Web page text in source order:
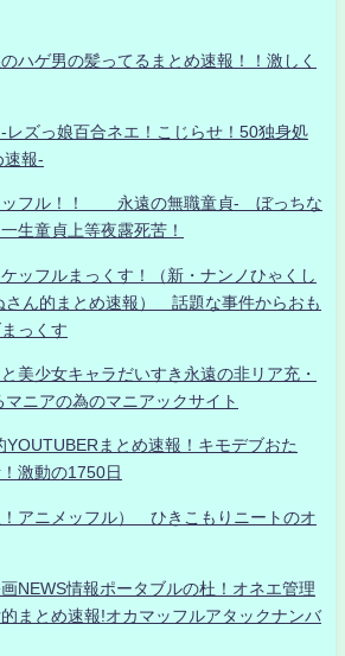
ハゲ男の髪ってるまとめ速報！！激しく
レズっ娘百合ネエ！こじらせ！50独身処
速報-
ッフル！！ 永遠の無職童貞- ぼっちな
生童貞上等夜露死苦！
ッフルまっくす！（新・ナンノひゃくし
さん的まとめ速報） 話題な事件からおも
っくす
美少女キャラだいすき永遠の非リア充・
ニアの為のマニアックサイト
まとめ速報！キモデブおた
激動の1750日
アニメッフル） ひきこもりニートのオ
NEWS情報ポータブルの杜！オネエ管理
まとめ速報!オカマッフルアタックナンバ